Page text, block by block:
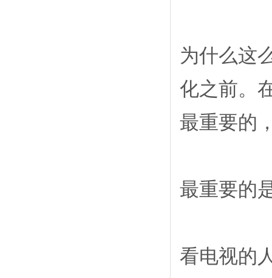
为什么这
化之前。
最重要的
最重要的
看电视的